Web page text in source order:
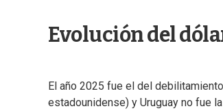
Evolución del
El año 2025 fue el del
estadounidense) y Uruguay no fue